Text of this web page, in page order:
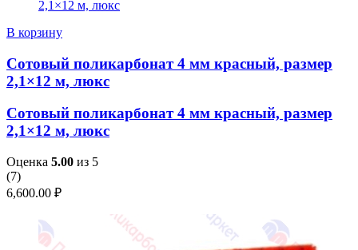
В корзину
Сотовый поликарбонат 4 мм красный, размер
2,1×12 м, люкс
Сотовый поликарбонат 4 мм красный, размер
2,1×12 м, люкс
Оценка 5.00 из 5
(7)
6,600.00 ₽